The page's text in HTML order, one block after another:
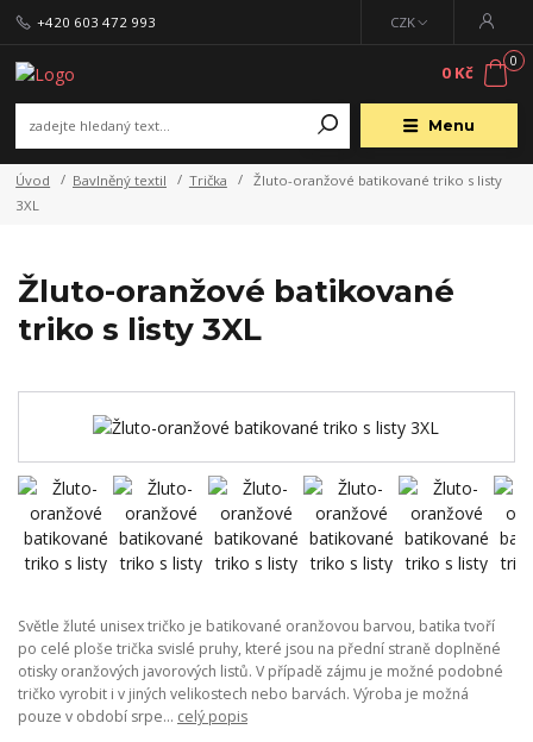
Menu
CZK
+420 603 472 993
0
0 Kč
Úvod Bavlněný textil Trička
Žluto-oranžové batikované triko s listy
3XL
Žluto-oranžové batikované
triko s listy 3XL
Světle žluté unisex tričko je batikované oranžovou barvou, batika tvoří
po celé ploše trička svislé pruhy, které jsou na přední straně doplněné
otisky oranžových javorových listů. V případě zájmu je možné podobné
tričko vyrobit i v jiných velikostech nebo barvách. Výroba je možná
pouze v období srpe... celý popis